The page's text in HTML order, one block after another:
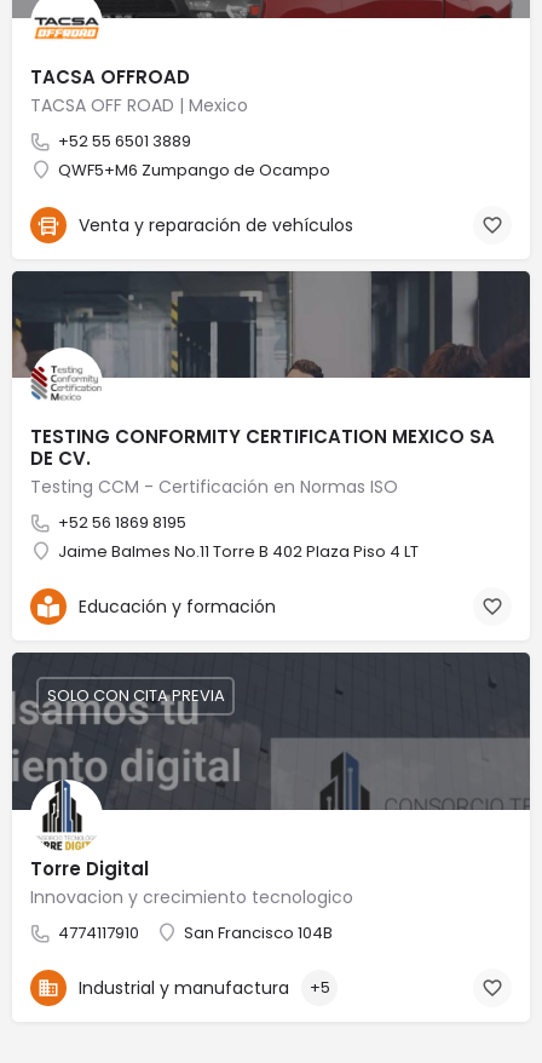
TACSA OFFROAD
TACSA OFF ROAD | Mexico
+52 55 6501 3889
QWF5+M6 Zumpango de Ocampo
Venta y reparación de vehículos
TESTING CONFORMITY CERTIFICATION MEXICO SA
DE CV.
Testing CCM - Certificación en Normas ISO
+52 56 1869 8195
Jaime Balmes No.11 Torre B 402 Plaza Piso 4 LT
Educación y formación
Torre Digital
Innovacion y crecimiento tecnologico
4774117910 San Francisco 104B
SOLO CON CITA PREVIA
Industrial y manufactura +5